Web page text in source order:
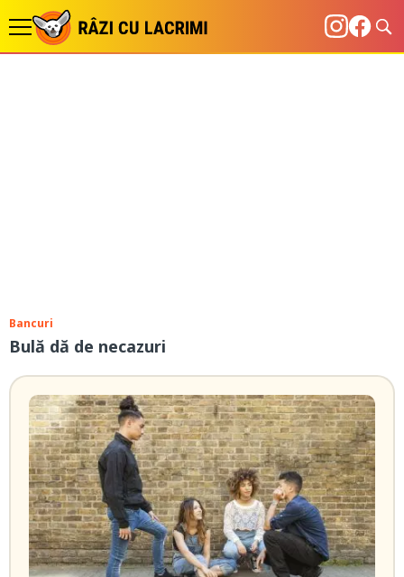
Bancuri
Bulă dă de necazuri